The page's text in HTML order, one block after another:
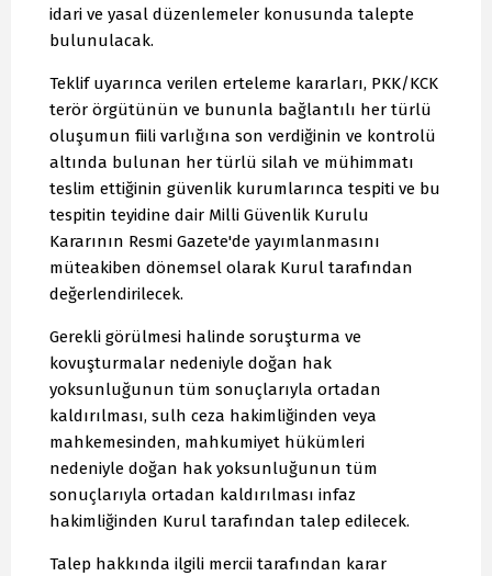
idari ve yasal düzenlemeler konusunda talepte
bulunulacak.
Teklif uyarınca verilen erteleme kararları, PKK/KCK
terör örgütünün ve bununla bağlantılı her türlü
oluşumun fiili varlığına son verdiğinin ve kontrolü
altında bulunan her türlü silah ve mühimmatı
teslim ettiğinin güvenlik kurumlarınca tespiti ve bu
tespitin teyidine dair Milli Güvenlik Kurulu
Kararının Resmi Gazete'de yayımlanmasını
müteakiben dönemsel olarak Kurul tarafından
değerlendirilecek.
Gerekli görülmesi halinde soruşturma ve
kovuşturmalar nedeniyle doğan hak
yoksunluğunun tüm sonuçlarıyla ortadan
kaldırılması, sulh ceza hakimliğinden veya
mahkemesinden, mahkumiyet hükümleri
nedeniyle doğan hak yoksunluğunun tüm
sonuçlarıyla ortadan kaldırılması infaz
hakimliğinden Kurul tarafından talep edilecek.
Talep hakkında ilgili mercii tarafından karar